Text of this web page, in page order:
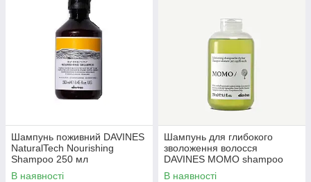
Шампунь поживний DAVINES
NaturalTech Nourishing
Shampoo 250 мл
В наявності
Шампунь для глибокого
зволоження волосся
DAVINES MOMO shampoo
250 мл
В наявності